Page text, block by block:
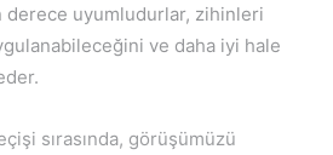
derece uyumludurlar, zihinleri
ve daha iyi hale
sırasında, görüşümüzü